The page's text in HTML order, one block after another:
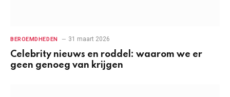
BEROEMDHEDEN 31 maart 2026
Celebrity nieuws en roddel: waarom we er
geen genoeg van krijgen